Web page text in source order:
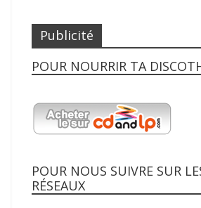
Publicité
POUR NOURRIR TA
POUR NOUS SUIVRE SUR
RÉSEAUX